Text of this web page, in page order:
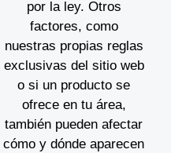
por la ley. Otros
factores, como
nuestras propias reglas
exclusivas del sitio web
o si un producto se
ofrece en tu área,
también pueden afectar
cómo y dónde aparecen